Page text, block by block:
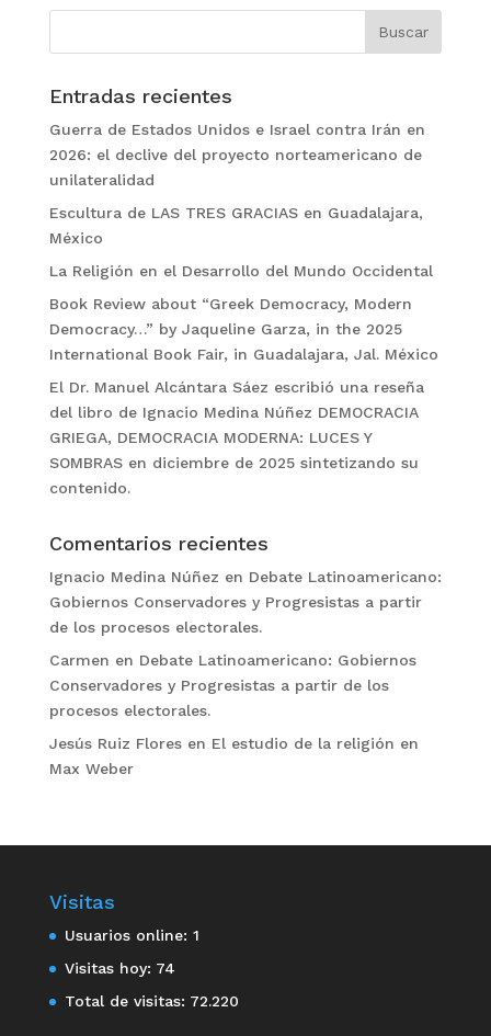
Entradas recientes
Guerra de Estados Unidos e Israel contra Irán en
2026: el declive del proyecto norteamericano de
unilateralidad
Escultura de LAS TRES GRACIAS en Guadalajara,
México
La Religión en el Desarrollo del Mundo Occidental
Book Review about “Greek Democracy, Modern
Democracy…” by Jaqueline Garza, in the 2025
International Book Fair, in Guadalajara, Jal. México
El Dr. Manuel Alcántara Sáez escribió una reseña
del libro de Ignacio Medina Núñez DEMOCRACIA
GRIEGA, DEMOCRACIA MODERNA: LUCES Y
SOMBRAS en diciembre de 2025 sintetizando su
contenido.
Comentarios recientes
Ignacio Medina Núñez en Debate Latinoamericano:
Gobiernos Conservadores y Progresistas a partir
de los procesos electorales.
Carmen en Debate Latinoamericano: Gobiernos
Conservadores y Progresistas a partir de los
procesos electorales.
Jesús Ruiz Floresen El estudio de la religión en
Max Weber
Visitas
Usuarios online: 1
Visitas hoy: 74
Total de visitas: 72.220